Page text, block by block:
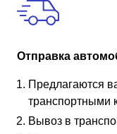
Отправка
Предлагаются
транспортными
Вывоз в